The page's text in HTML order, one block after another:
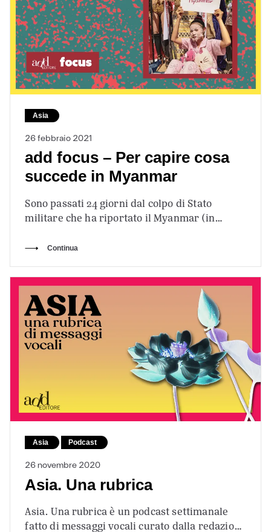
Asia
26 febbraio 2021
add focus – Per capire cosa
succede in Myanmar
Sono passati 24 giorni dal colpo di Stato
militare che ha riportato il Myanmar (in
Continua
Asia Podcast
26 novembre 2020
Asia. Una rubrica
Asia. Una rubrica è un podcast settimanale
fatto di messaggi vocali curato dalla redazione